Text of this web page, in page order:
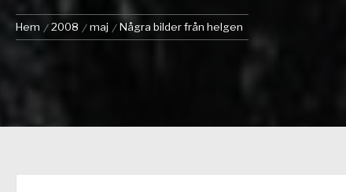
Hem 2008 maj Några bilder från helgen